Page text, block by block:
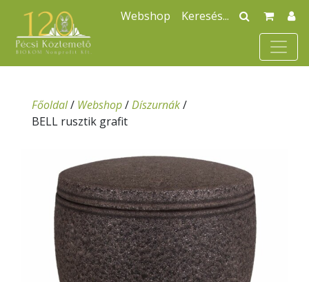
Webshop
Főoldal/ Webshop/Díszurnák/
BELL rusztik grafit